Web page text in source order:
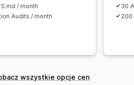
/ month
Audits / month
30
200
wszystkie opcje cen